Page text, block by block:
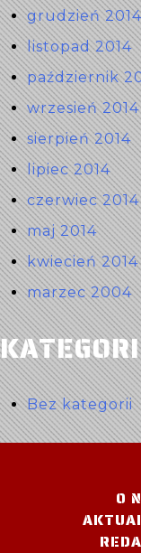
grudzień 2014
listopad 2014
październik
wrzesień 2014
sierpień 2014
lipiec 2014
czerwiec 2014
maj 2014
kwiecień 2014
marzec 2004
Bez kategorii
O